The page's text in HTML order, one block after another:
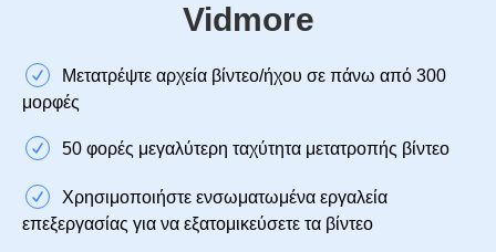
Vidmore
Μετατρέψτε αρχεία βίντεο/ήχου σε πάνω από 300
μορφές
50 φορές μεγαλύτερη ταχύτητα μετατροπής βίντεο
Χρησιμοποιήστε ενσωματωμένα εργαλεία
επεξεργασίας για να εξατομικεύσετε τα βίντεο